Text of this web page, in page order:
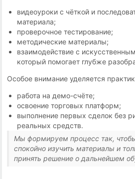
видеоуроки с чёткой и
материала;
проверочное тестирование;
методические материалы;
взаимодействие с
который помогает глубже
Особое внимание уделяется
работа на демо-счёте;
освоение торговых платформ;
выполнение первых сделок без
реальных средств.
Мы формируем процесс так,
спокойно изучить материалы и
принять решение о дальнейшем